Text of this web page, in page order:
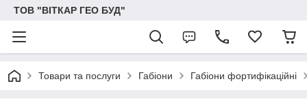
ТОВ "ВІТКАР ГЕО БУД"
Товари та послуги Габіони Габіони фортифікаційні